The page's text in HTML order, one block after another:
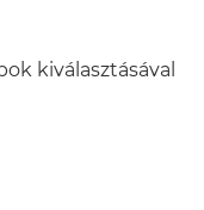
kiválasztásával